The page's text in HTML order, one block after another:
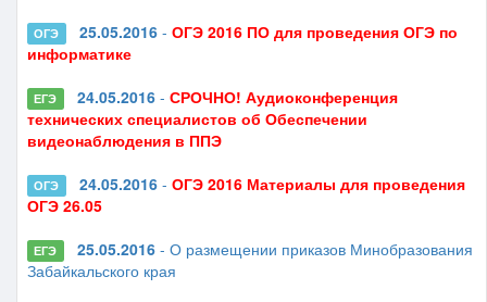
ОГЭ 25.05.2016- ОГЭ 2016 ПО для проведения ОГЭ по
информатике
ЕГЭ 24.05.2016- СРОЧНО! Аудиоконференция
технических специалистов об Обеспечении
видеонаблюдения в ППЭ
ОГЭ 24.05.2016- ОГЭ 2016 Материалы для проведения
ОГЭ 26.05
ЕГЭ 25.05.2016- О размещении приказов Минобразования
Забайкальского края